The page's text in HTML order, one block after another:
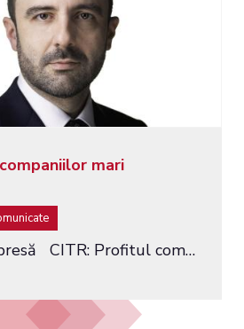
mari
Comunicat de presă CITR: Profitul companiilor mari stagnează, datoriile cresc cu 11 miliarde de euro. Peste 40%...